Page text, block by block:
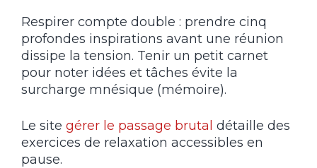
Respirer compte double : prendre cinq
profondes inspirations avant une réunion
dissipe la tension. Tenir un petit carnet
pour noter idées et tâches évite la
surcharge mnésique (mémoire).
Le site gérer le passage brutal détaille des
exercices de relaxation accessibles en
pause.